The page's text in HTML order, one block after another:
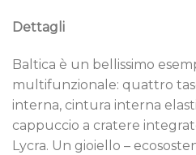
Dettagli
Baltica è un bellissimo
multifunzionale: quattro
interna, cintura interna
cappuccio a cratere
Lycra. Un gioiello –